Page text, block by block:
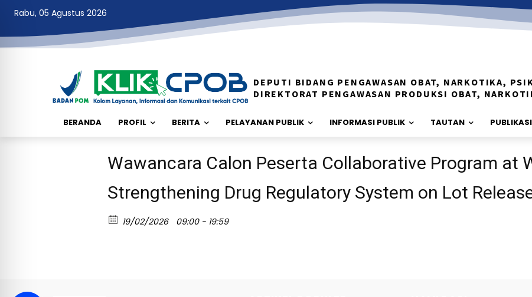
Rabu, 05 Agustus 2026
DEPUTI BIDANG PENGAWASAN OBAT, NARKOTIKA,
DIREKTORAT PENGAWASAN PRODUKSI OBAT,
BERANDA PROFIL BERITA PELAYANAN PUBLIK INFORMASI PUBLIK TAUTAN PUBLIKASI
Wawancara Calon Peserta Collaborative Program at
Strengthening Drug Regulatory System on Lot
19/02/2026 09:00 - 19:59